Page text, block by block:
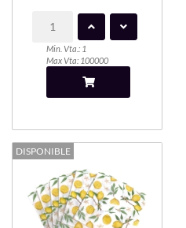
Min. Vta.: 1
Max Vta: 100000
DISPONIBLE